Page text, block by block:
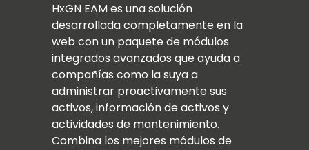
HxGN EAM es una solución
desarrollada completamente en la
web con un paquete de módulos
integrados avanzados que ayuda a
compañías como la suya a
administrar proactivamente sus
activos, información de activos y
actividades de mantenimiento.
Combina los mejores módulos de